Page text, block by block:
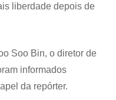
liberdade depois de
Soo Bin, o diretor de
informados
da repórter.